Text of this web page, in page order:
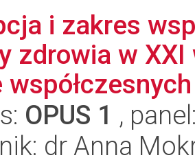
i zakres
zdrowia w
OPUS 1 ,
dr Anna